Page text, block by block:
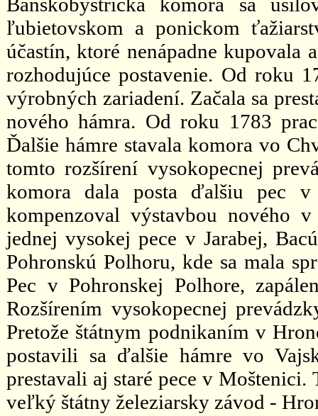
ľubietovskom a ponickom
účastín, ktoré nenápadne
rozhodujúce postavenie. Od roku
výrobných zariadení. Začala sa
nového hámra. Od roku 1783
Ďalšie hámre stavala komora vo
tomto rozšírení vysokopecnej
komora dala posta ďalšiu pec
kompenzoval výstavbou nového
jednej vysokej pece v Jarabej,
Pohronskú Polhoru, kde sa mala
Pec v Pohronskej Polhore,
Rozšírením vysokopecnej
Pretože štátnym podnikaním v
postavili sa ďalšie hámre vo
prestavali aj staré pece v
veľký štátny železiarsky závod -